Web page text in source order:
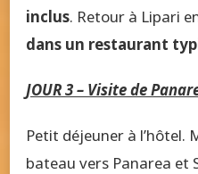
inclus. Retour à Lipari
dans un restaurant
JOUR 3 – Visite de
Petit déjeuner à l’hôtel.
bateau vers Panarea et